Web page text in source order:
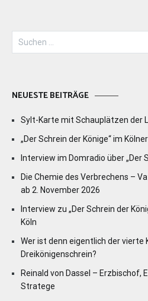
Suchen
nach:
NEUESTE BEITRÄGE
Sylt-Karte mit Schauplätzen der
„Der Schrein der Könige“ im
Interview im Domradio über „Der
Die Chemie des Verbrechens –
ab 2. November 2026
Interview zu „Der Schrein der
Köln
Wer ist denn eigentlich der vierte
Dreikönigenschrein?
Reinald von Dassel –
Stratege